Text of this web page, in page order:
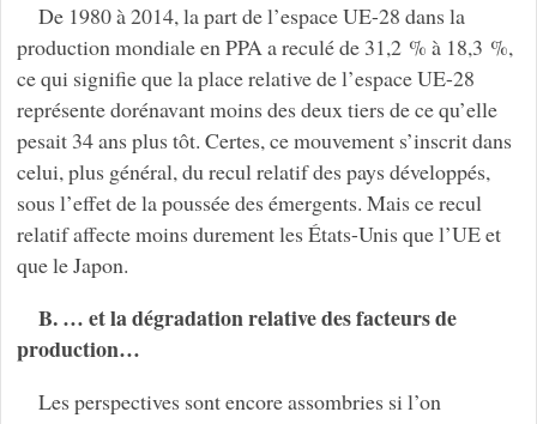
De 1980 à 2014, la part de l’espace UE-28 dans la
production mondiale en PPA a reculé de 31,2 % à 18,3 %,
ce qui signifie que la place relative de l’espace UE-28
représente dorénavant moins des deux tiers de ce qu’elle
pesait 34 ans plus tôt. Certes, ce mouvement s’inscrit dans
celui, plus général, du recul relatif des pays développés,
sous l’effet de la poussée des émergents. Mais ce recul
relatif affecte moins durement les États-Unis que l’UE et
que le Japon.
B. … et la dégradation relative des facteurs de
production…
Les perspectives sont encore assombries si l’on